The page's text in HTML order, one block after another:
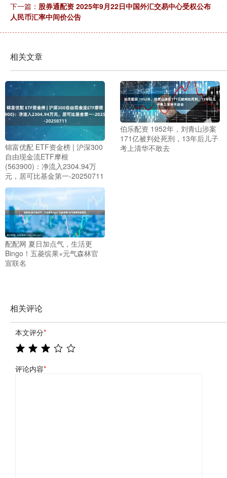
下一篇： 股券通配资 2025年9月22日中国外汇交易中心受权公布
人民币汇率中间价公告
相关文章
锦富优配 ETF资金榜 | 沪深300
自由现金流ETF摩根
(563900)：净流入2304.94万
元，居可比基金第一-20250711
伯乐配资 1952年，刘青山涉案
171亿被判处死刑，13年后儿子
考上清华不敢去
配配网 夏日加点气，生活更
Bingo！五菱缤果×元气森林官
宣联名
相关评论
本文评分*
评论内容*